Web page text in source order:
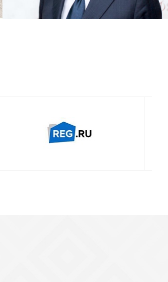
Смотреть проект